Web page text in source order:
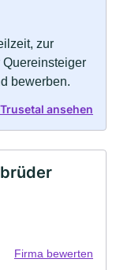
zur
bewerben.
ansehen
Firma bewerten